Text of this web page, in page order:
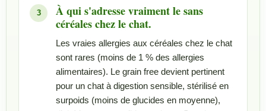
À qui s'adresse vraiment le sans
céréales chez le chat.
Les vraies allergies aux céréales chez le chat
sont rares (moins de 1 % des allergies
alimentaires). Le grain free devient pertinent
pour un chat à digestion sensible, stérilisé en
surpoids (moins de glucides en moyenne),